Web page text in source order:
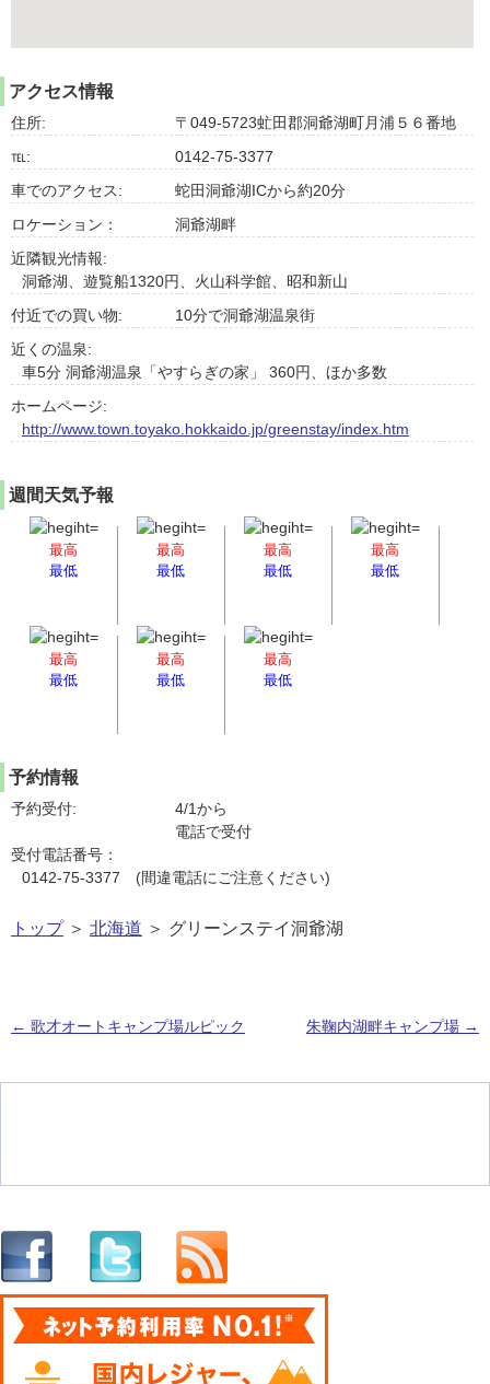
アクセス情報
住所:
〒049-5723虻田郡洞爺湖町月浦５６番地
℡:
0142-75-3377
車でのアクセス:
蛇田洞爺湖ICから約20分
ロケーション：
洞爺湖畔
近隣観光情報:
洞爺湖、遊覧船1320円、火山科学館、昭和新山
付近での買い物:
10分で洞爺湖温泉街
近くの温泉:
車5分 洞爺湖温泉「やすらぎの家」 360円、ほか多数
ホームページ:
http://www.town.toyako.hokkaido.jp/greenstay/index.htm
週間天気予報
最高
最低
最高
最低
最高
最低
最高
最低
最高
最低
最高
最低
最高
最低
予約情報
予約受付:
4/1から
電話で受付
受付電話番号：
0142-75-3377 (間違電話にご注意ください)
トップ＞ 北海道 ＞ グリーンステイ洞爺湖
← 歌才オートキャンプ場ルピック 朱鞠内湖畔キャンプ場 →